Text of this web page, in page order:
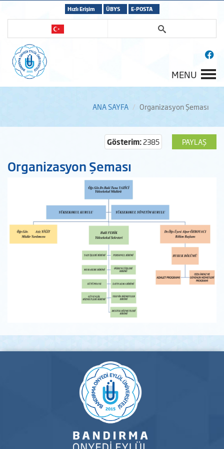
Hızlı Erişim ÜBYS E-POSTA
MENU
ANA SAYFA Organizasyon Şeması
PAYLAŞ
Gösterim:2385
Organizasyon Şeması